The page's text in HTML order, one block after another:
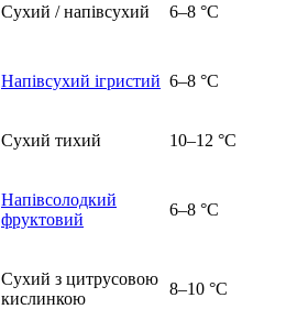
Сухий / напівсухий 6–8 °C
Напівсухий ігристий 6–8 °C
Сухий тихий 10–12 °C
Напівсолодкий
фруктовий
6–8 °C
Сухий з цитрусовою
кислинкою
8–10 °C